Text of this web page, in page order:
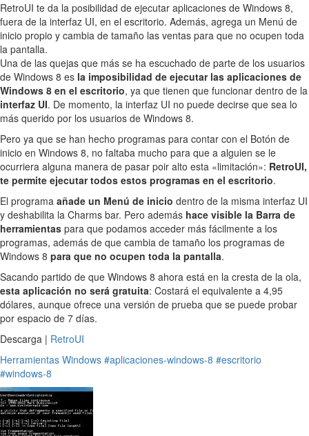
RetroUI te da la posibilidad de ejecutar aplicaciones de Windows 8,
fuera de la interfaz UI, en el escritorio. Además, agrega un Menú de
inicio propio y cambia de tamaño las ventas para que no ocupen toda
la pantalla.
Una de las quejas que más se ha escuchado de parte de los usuarios
de Windows 8 es la imposibilidad de ejecutar las aplicaciones de
Windows 8 en el escritorio, ya que tienen que funcionar dentro de la
interfaz UI. De momento, la interfaz UI no puede decirse que sea lo
más querido por los usuarios de Windows 8.
Pero ya que se han hecho programas para contar con el Botón de
inicio en Windows 8, no faltaba mucho para que a alguien se le
ocurriera alguna manera de pasar poir alto esta «limitación»: RetroUI,
te permite ejecutar todos estos programas en el escritorio.
El programa añade un Menú de inicio dentro de la misma interfaz UI
y deshabilita la Charms bar. Pero además hace visible la Barra de
herramientas para que podamos acceder más fácilmente a los
programas, además de que cambia de tamaño los programas de
Windows 8 para que no ocupen toda la pantalla.
Sacando partido de que Windows 8 ahora está en la cresta de la ola,
esta aplicación no será gratuita: Costará el equivalente a 4,95
dólares, aunque ofrece una versión de prueba que se puede probar
por espacio de 7 días.
Descarga | RetroUI
Herramientas Windows #aplicaciones-windows-8 #escritorio
#windows-8